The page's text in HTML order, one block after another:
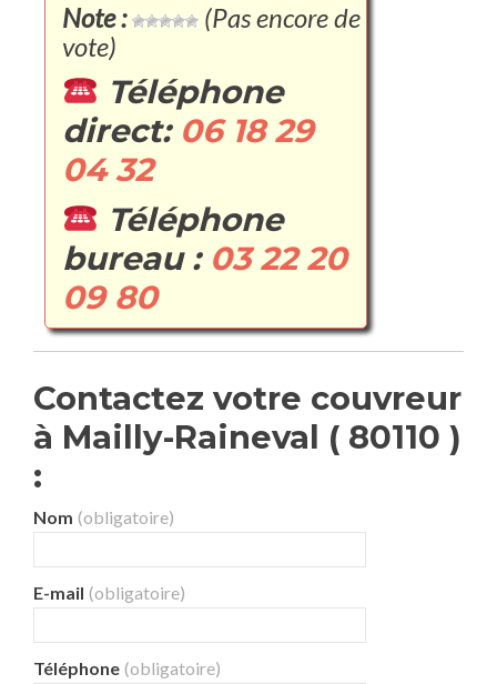
Note :
(Pas encore de
vote)
Téléphone
direct: 06 18 29
04 32
Téléphone
bureau : 03 22 20
09 80
Contactez votre couvreur
à Mailly-Raineval ( 80110 )
:
Nom (obligatoire)
E-mail (obligatoire)
Téléphone (obligatoire)